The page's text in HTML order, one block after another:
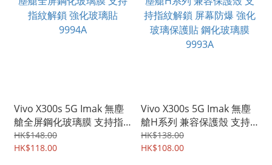
Vivo X300s 5G Imak 無塵
艙全屏鋼化玻璃膜 支持指
紋解鎖 強化玻璃貼 9994A
HK$148.00
HK$118.00
Vivo X300s 5G Imak 無塵
艙H系列 兼容保護殼 支持
指紋解鎖 屏幕防爆 強化玻
璃保護貼 鋼化玻璃膜
HK$138.00
HK$108.00